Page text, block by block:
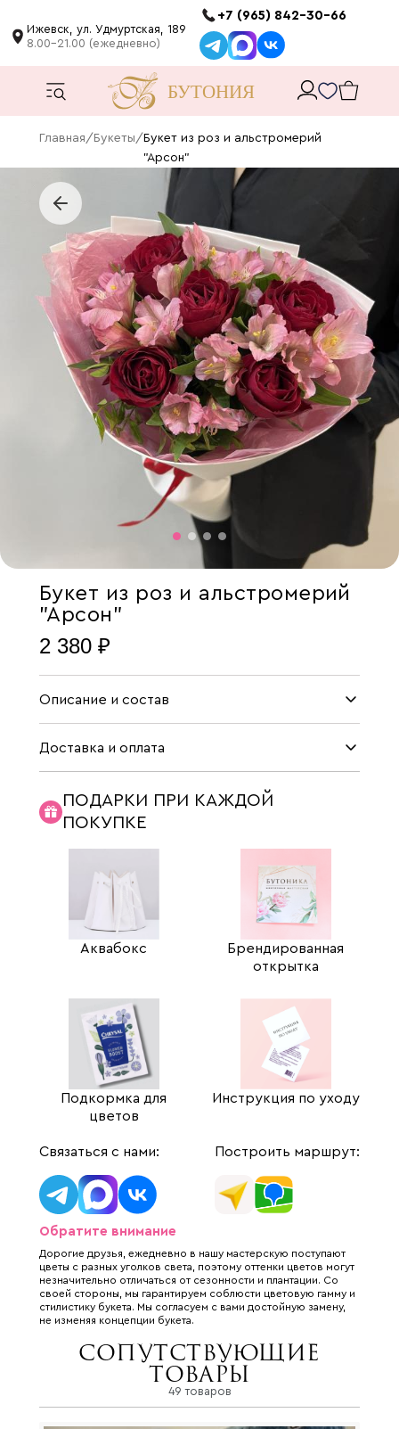
Ижевск, ул. Удмуртская, 189
8.00-21.00 (ежедневно)
+7 (965) 842-30-66
Главная/ Букеты/ Букет из роз и альстромерий
"Арсон"
Букет из роз и альстромерий
"Арсон"
2 380 ₽
Описание и состав
Доставка и оплата
ПОДАРКИ ПРИ КАЖДОЙ
ПОКУПКЕ
Аквабокс
Брендированная
открытка
Подкормка для
цветов
Инструкция по уходу
Связаться с нами: Построить маршрут:
Обратите внимание
Дорогие друзья, ежедневно в нашу мастерскую поступают
цветы с разных уголков света, поэтому оттенки цветов могут
незначительно отличаться от сезонности и плантации. Со
своей стороны, мы гарантируем соблюсти цветовую гамму и
стилистику букета. Мы согласуем с вами достойную замену,
не изменяя концепции букета.
Сопутствующие
товары
49 товаров